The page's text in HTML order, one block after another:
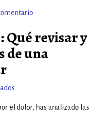
revisar y
de una
el dolor, has analizado las